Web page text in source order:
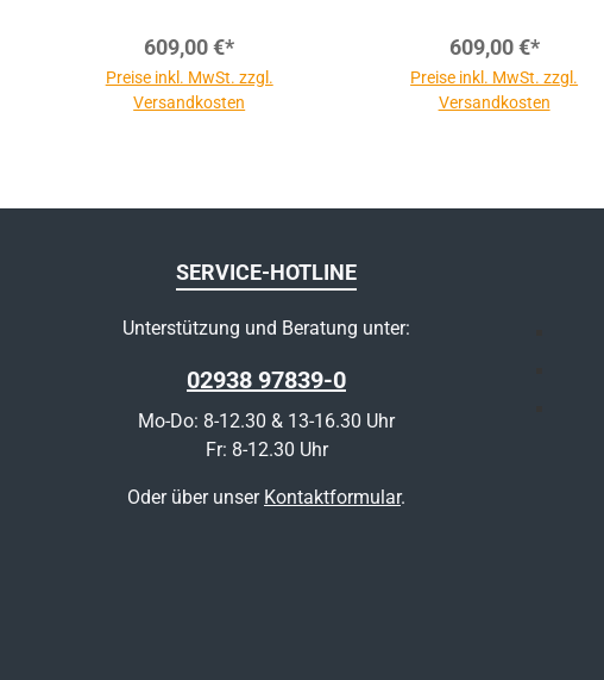
609,00 €*
Preise inkl. MwSt. zzgl.
Versandkosten
609,00 €*
Preise inkl. MwSt. zzgl.
Versandkosten
SERVICE-HOTLINE
Unterstützung und Beratung unter:
02938 97839-0
Mo-Do: 8-12.30 & 13-16.30 Uhr
Fr: 8-12.30 Uhr
Oder über unser Kontaktformular.